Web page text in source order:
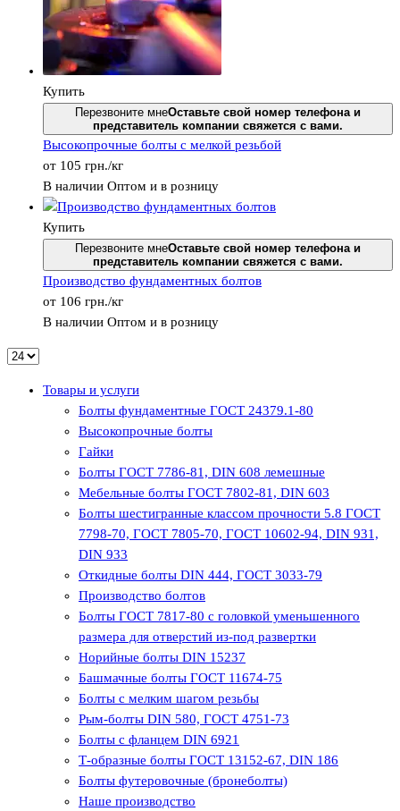
Купить
Перезвоните мнеОставьте свой номер телефона и
представитель компании свяжется с вами.
Высокопрочные болты с мелкой резьбой
от 105 грн./кг
В наличии Оптом и в розницу
Купить
Перезвоните мнеОставьте свой номер телефона и
представитель компании свяжется с вами.
Производство фундаментных болтов
от 106 грн./кг
В наличии Оптом и в розницу
Товары и услуги
Болты фундаментные ГОСТ 24379.1-80
Высокопрочные болты
Гайки
Болты ГОСТ 7786-81, DIN 608 лемешные
Мебельные болты ГОСТ 7802-81, DIN 603
Болты шестигранные классом прочности 5.8 ГОСТ
7798-70, ГОСТ 7805-70, ГОСТ 10602-94, DIN 931,
DIN 933
Откидные болты DIN 444, ГОСТ 3033-79
Производство болтов
Болты ГОСТ 7817-80 с головкой уменьшенного
размера для отверстий из-под развертки
Норийные болты DIN 15237
Башмачные болты ГОСТ 11674-75
Болты с мелким шагом резьбы
Рым-болты DIN 580, ГОСТ 4751-73
Болты с фланцем DIN 6921
Т-образные болты ГОСТ 13152-67, DIN 186
Болты футеровочные (бронеболты)
Наше производство